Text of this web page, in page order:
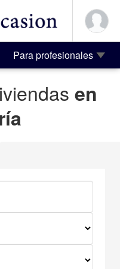
Para profesionales
en